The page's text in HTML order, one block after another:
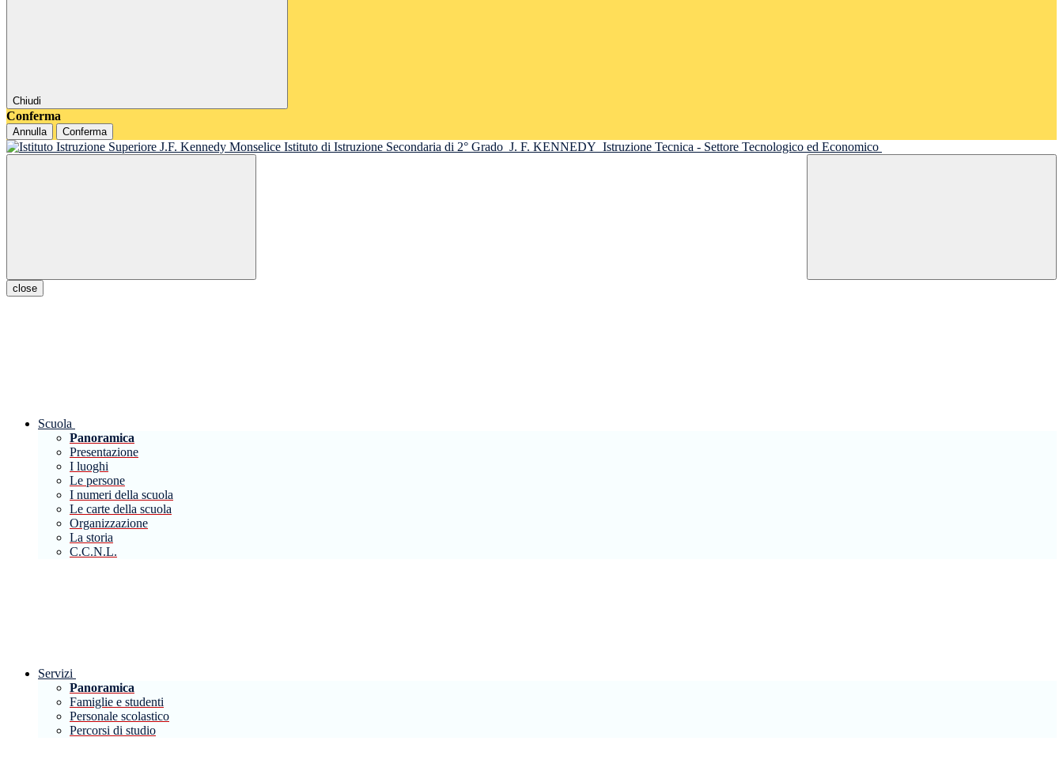
Chiudi
Conferma
Annulla Conferma
Istituto di Istruzione Secondaria di 2° Grado J. F. KENNEDY Istruzione Tecnica - Settore Tecnologico ed Economico
close
Scuola
Panoramica
Presentazione
I luoghi
Le persone
I numeri della scuola
Le carte della scuola
Organizzazione
La storia
C.C.N.L.
Servizi
Panoramica
Famiglie e studenti
Personale scolastico
Percorsi di studio